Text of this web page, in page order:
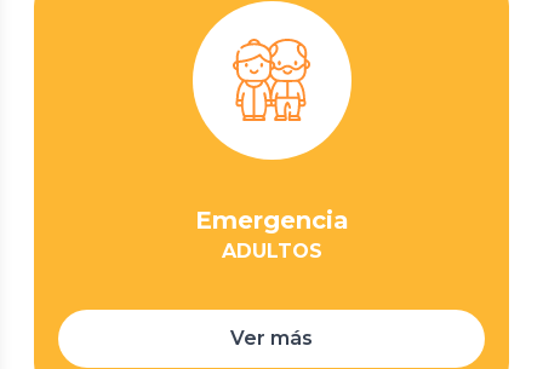
Emergencia
ADULTOS
Ver más